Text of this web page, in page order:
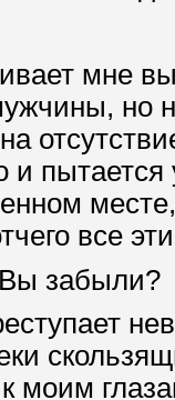
мне
но
и
все
забыли?
моим